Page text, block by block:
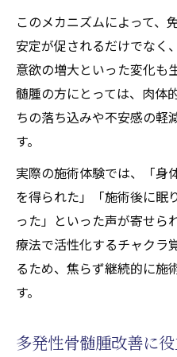
このメカニズムによって、
安定が促されるだけでなく
意欲の増大といった変化も
髄腫の方にとっては、肉体
ちの落ち込みや不安感の軽
す。
実際の施術体験では、「身
を得られた」「施術後に眠
った」といった声が寄せら
療法で活性化するチャクラ
るため、焦らず継続的に施
す。
多発性骨髄腫改善に